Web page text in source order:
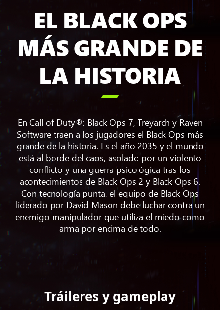
EL BLACK OPS
MÁS GRANDE DE
LA HISTORIA

En Call of Duty®: Black Ops 7, Treyarch y Raven
Software traen a los jugadores el Black Ops más
grande de la historia. Es el año 2035 y el mundo
está al borde del caos, asolado por un violento
conflicto y una guerra psicológica tras los
acontecimientos de Black Ops 2 y Black Ops 6.
Con tecnología punta, el equipo de Black Ops
liderado por David Mason debe luchar contra un
enemigo manipulador que utiliza el miedo como
arma por encima de todo.
Tráileres y gameplay